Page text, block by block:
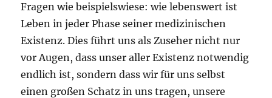
Fragen wie beispielswiese: wie lebenswert ist
Leben in jeder Phase seiner medizinischen
Existenz. Dies führt uns als Zuseher nicht nur
vor Augen, dass unser aller Existenz notwendig
endlich ist, sondern dass wir für uns selbst
einen großen Schatz in uns tragen, unsere